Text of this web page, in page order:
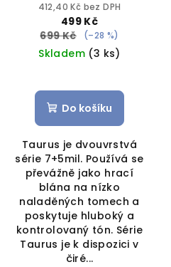
412,40 Kč bez DPH
499 Kč
699 Kč
(–28 %)
Skladem (3 ks)
Do košíku
Taurus je dvouvrstvá
série 7+5mil. Používá se
převážně jako hrací
blána na nízko
naladěných tomech a
poskytuje hluboký a
kontrolovaný tón. Série
Taurus je k dispozici v
čiré...